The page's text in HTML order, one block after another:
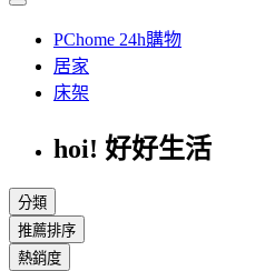
PChome 24h購物
居家
床架
hoi! 好好生活
分類
推薦排序
熱銷度